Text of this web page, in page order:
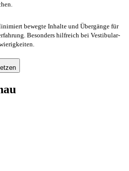
bewegte Inhalte und Übergänge für
Besonders hilfreich bei Vestibular-